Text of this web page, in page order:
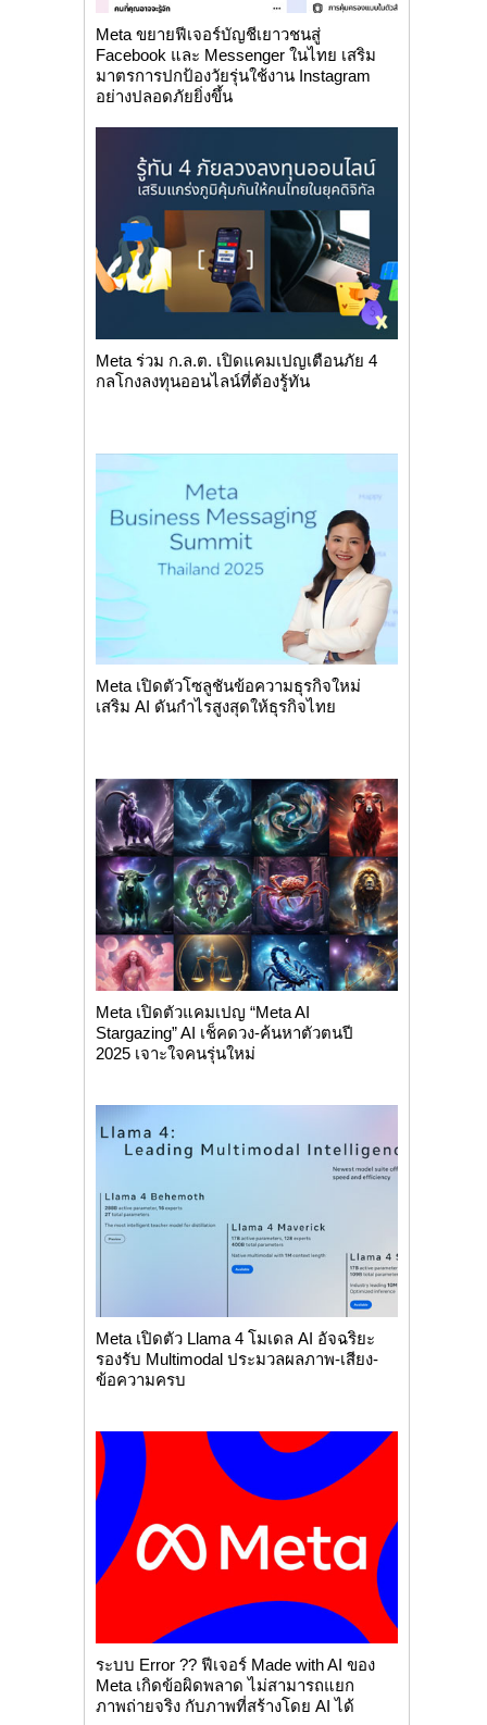
Meta ขยายฟีเจอร์บัญชีเยาวชนสู่
Facebook และ Messenger ในไทย เสริม
มาตรการปกป้องวัยรุ่นใช้งาน Instagram
อย่างปลอดภัยยิ่งขึ้น
Meta ร่วม ก.ล.ต. เปิดแคมเปญเตือนภัย 4
กลโกงลงทุนออนไลน์ที่ต้องรู้ทัน
Meta เปิดตัวโซลูชันข้อความธุรกิจใหม่
เสริม AI ดันกำไรสูงสุดให้ธุรกิจไทย
Meta เปิดตัวแคมเปญ “Meta AI
Stargazing” AI เช็คดวง-ค้นหาตัวตนปี
2025 เจาะใจคนรุ่นใหม่
Meta เปิดตัว Llama 4 โมเดล AI อัจฉริยะ
รองรับ Multimodal ประมวลผลภาพ-เสียง-
ข้อความครบ
ระบบ Error ?? ฟีเจอร์ Made with AI ของ
Meta เกิดข้อผิดพลาด ไม่สามารถแยก
ภาพถ่ายจริง กับภาพที่สร้างโดย AI ได้